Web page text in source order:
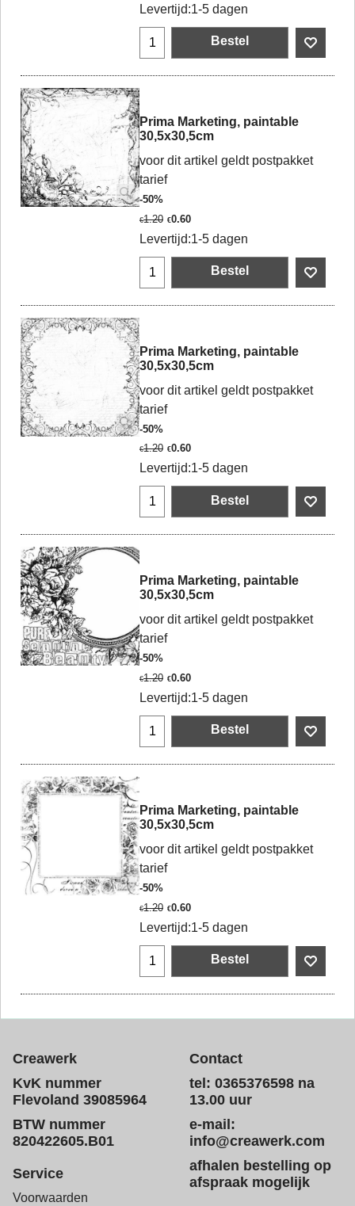
Levertijd:1-5 dagen
Bestel
Prima Marketing, paintable
30,5x30,5cm
voor dit artikel geldt postpakket
tarief
-50%
€1.20 €0.60
Levertijd:1-5 dagen
Bestel
Prima Marketing, paintable
30,5x30,5cm
voor dit artikel geldt postpakket
tarief
-50%
€1.20 €0.60
Levertijd:1-5 dagen
Bestel
Prima Marketing, paintable
30,5x30,5cm
voor dit artikel geldt postpakket
tarief
-50%
€1.20 €0.60
Levertijd:1-5 dagen
Bestel
Prima Marketing, paintable
30,5x30,5cm
voor dit artikel geldt postpakket
tarief
-50%
€1.20 €0.60
Levertijd:1-5 dagen
Bestel
Creawerk
KvK nummer
Flevoland 39085964
BTW nummer
820422605.B01
Contact
tel: 0365376598 na
13.00 uur
e-mail:
info@creawerk.com
afhalen bestelling op
afspraak mogelijk
Service
Voorwaarden